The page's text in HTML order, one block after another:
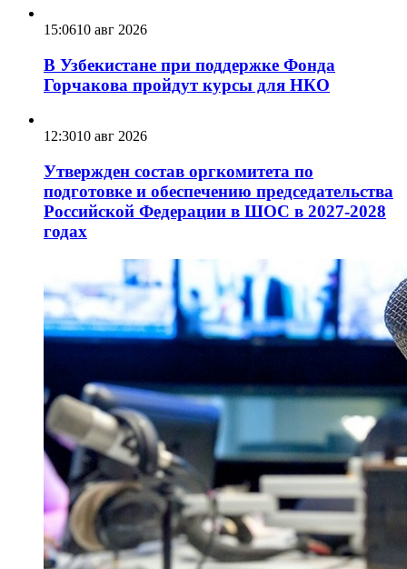
15:0610 авг 2026
В Узбекистане при поддержке Фонда
Горчакова пройдут курсы для НКО
12:3010 авг 2026
Утвержден состав оргкомитета по
подготовке и обеспечению председательства
Российской Федерации в ШОС в 2027-2028
годах